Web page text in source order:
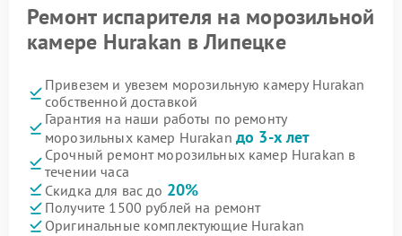
Ремонт испарителя на морозильной
камере Hurakan в Липецке
Привезем и увезем морозильную камеру Hurakan
собственной доставкой
Гарантия на наши работы по ремонту
морозильных камер Hurakan до 3-х лет
Срочный ремонт морозильных камер Hurakan в
течении часа
Скидка для вас до 20%
Получите 1500 рублей на ремонт
Оригинальные комплектующие Hurakan